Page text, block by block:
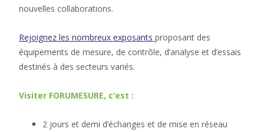
nouvelles collaborations.
Rejoignez les nombreux exposants proposant des
équipements de mesure, de contrôle, d’analyse et d’essais
destinés à des secteurs variés.
Visiter FORUMESURE, c’est :
2 jours et demi d’échanges et de mise en réseau